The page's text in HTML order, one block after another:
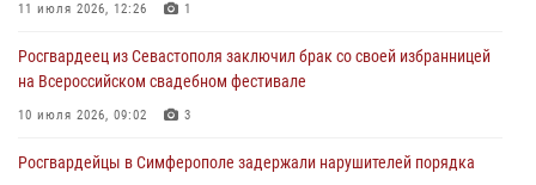
подозреваемого в совершении серии краж
Росгвардейцы оперативно задержали нарушителя на охраняемом
объекте в Севастополе
11 июля 2026, 12:26 1
Росгвардеец из Севастополя заключил брак со своей избранницей
на Всероссийском свадебном фестивале
10 июля 2026, 09:02 3
Росгвардейцы в Симферополе задержали нарушителей порядка